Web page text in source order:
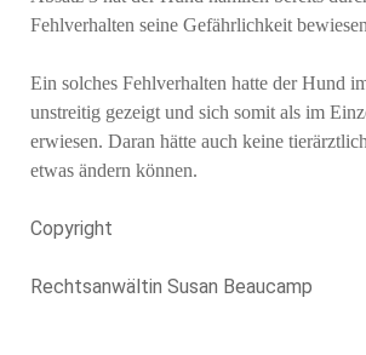
Fehlverhalten seine Gefährlichkeit
Ein solches Fehlverhalten hatte der Hund
unstreitig gezeigt und sich somit als im
erwiesen. Daran hätte auch keine
etwas ändern können.
Copyright
Rechtsanwältin Susan Beaucamp